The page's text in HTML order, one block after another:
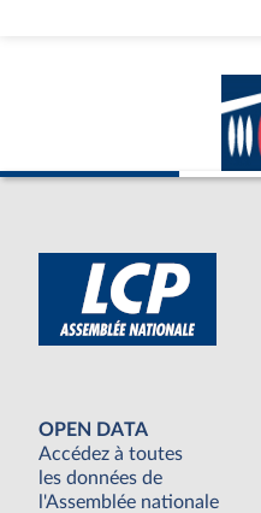
OPEN DATA
Accédez à toutes
les données de
l'Assemblée nationale